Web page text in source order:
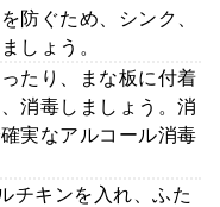
防ぐため、シンク、
しょう。
たり、まな板に付着
消毒しましょう。消
実なアルコール消毒
チキンを入れ、ふた